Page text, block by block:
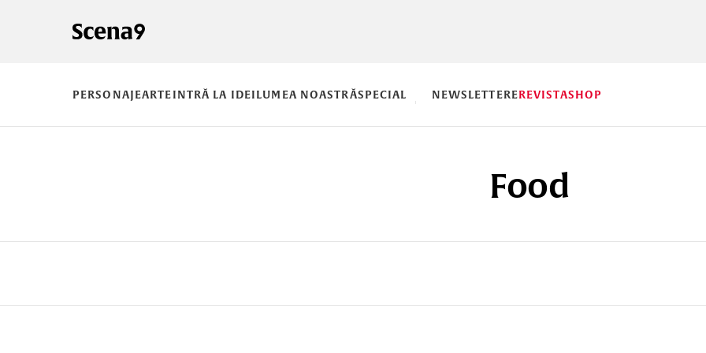
PERSONAJEARTEINTRĂ LA IDEILUMEA NOASTRĂSPECIAL NEWSLETTEREREVISTASHOP
Food